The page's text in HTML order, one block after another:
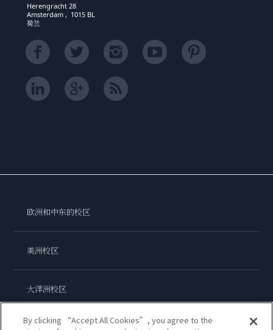
Herengracht 28
Amsterdam , 1015 BL
荷兰
欧洲和中东的校区
美洲校区
大洋洲校区
亚洲校区
By clicking “Accept All Cookies”, you agree to the